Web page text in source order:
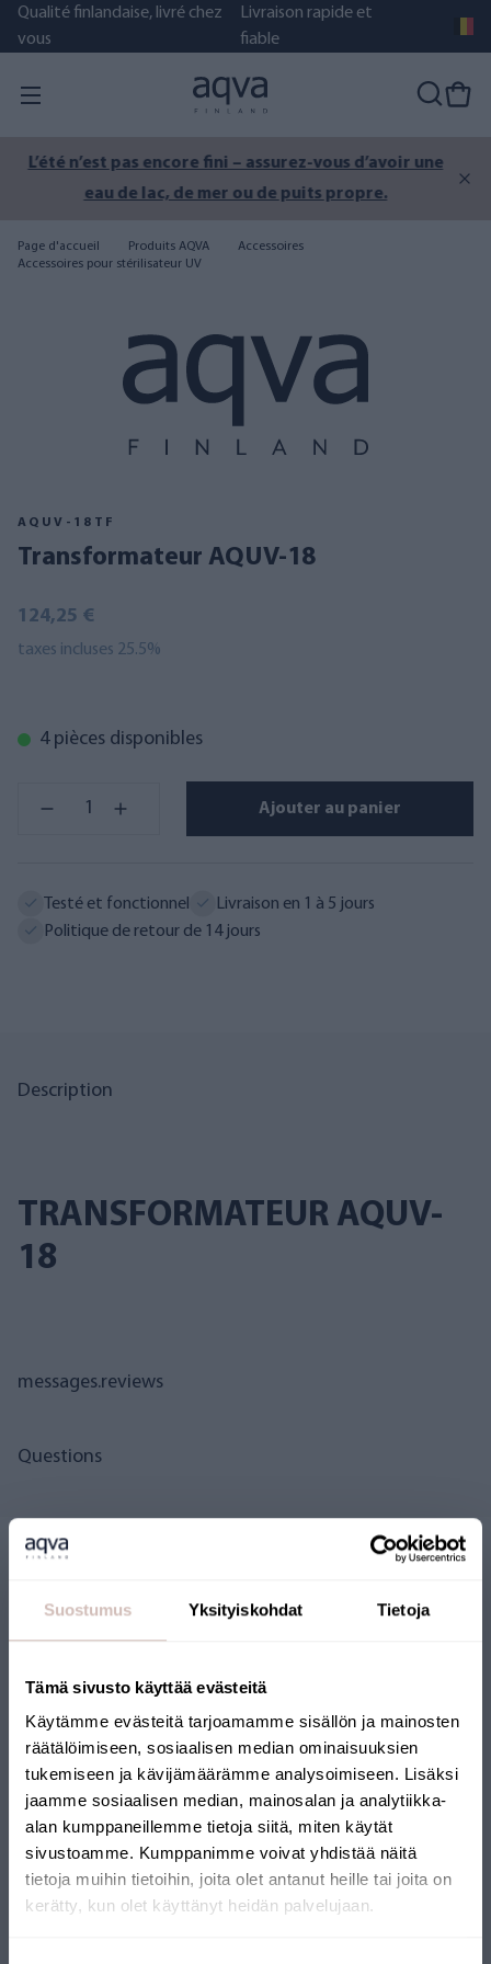
Suostumus Yksityiskohdat Tietoja
Tämä sivusto käyttää evästeitä
Käytämme evästeitä tarjoamamme sisällön ja mainosten
räätälöimiseen, sosiaalisen median ominaisuuksien
tukemiseen ja kävijämäärämme analysoimiseen. Lisäksi
jaamme sosiaalisen median, mainosalan ja analytiikka-
alan kumppaneillemme tietoja siitä, miten käytät
sivustoamme. Kumppanimme voivat yhdistää näitä
tietoja muihin tietoihin, joita olet antanut heille tai joita on
kerätty, kun olet käyttänyt heidän palvelujaan.
Qualité finlandaise, livré chez
vous
Livraison rapide et
fiable
L’été n’est pas encore fini – assurez-vous d’avoir une
eau de lac, de mer ou de puits propre.
Page d'accueil Produits AQVA
Accessoires
Accessoires pour stérilisateur UV
AQUV-18TF
Transformateur AQUV-18
124,25 €
taxes incluses 25.5%
4 pièces disponibles
Ajouter au panier
Testé et fonctionnel
Livraison en 1 à 5 jours
Politique de retour de 14 jours
Description
TRANSFORMATEUR AQUV-
18
messages.reviews
Questions
BOUTIQUE EN LIGNE
FINLANDAISE
Notre boutique en ligne a reçu le label Key Flag. La boutique
est gérée par une entreprise finlandaise et les produits sont
expédiés depuis la Finlande. Beaucoup de nos produits portent
également le label Key Flag.